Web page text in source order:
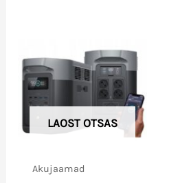
LAOST OTSAS
Akujaamad